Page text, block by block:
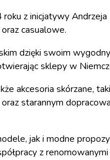
z inicjatywy
casualowe.
dzięki swoim
sklepy w
akcesoria skórzane,
starannym
jak i modne
z